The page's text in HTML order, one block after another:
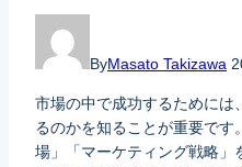
ByMasato Takizawa
市場の中で成功するためには
るのかを知ることが重要で
場」「マーケティング戦略」